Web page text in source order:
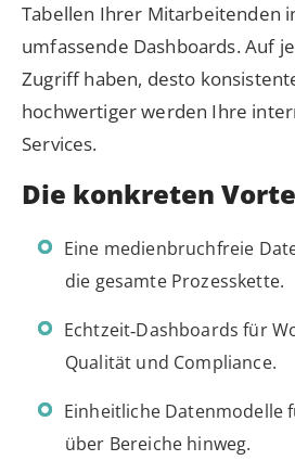
Tabellen Ihrer Mitarbeitenden
umfassende Dashboards. Auf
Zugriff haben, desto
hochwertiger werden Ihre
Services.
Die konkreten
Eine medienbruchfreie
die gesamte Prozesskette.
Echtzeit‑Dashboards für
Qualität und Compliance.
Einheitliche Datenmodelle
über Bereiche hinweg.